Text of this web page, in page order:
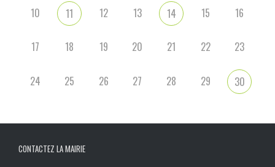
10 11 12 13 14 15 16
17 18 19 20 21 22 23
24 25 26 27 28 29 30
CONTACTEZ LA MAIRIE